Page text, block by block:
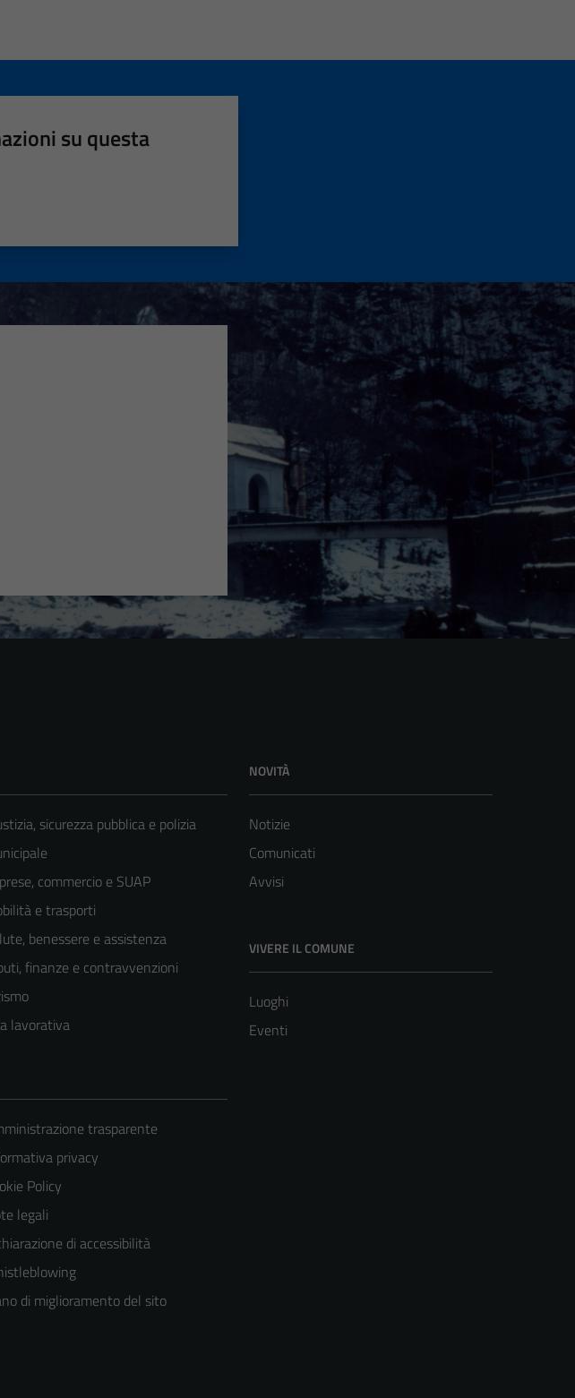
su questa
sicurezza pubblica e polizia
commercio e SUAP
e trasporti
benessere e assistenza
finanze e contravvenzioni
lavorativa
NOVITÀ
Notizie
Comunicati
Avvisi
VIVERE IL COMUNE
Luoghi
Eventi
trasparente
privacy
Policy
legali
di accessibilità
di miglioramento del sito